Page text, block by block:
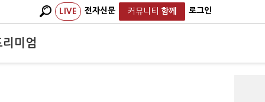
LIVE 전자신문 커뮤니티 함께 로그인
리미엄